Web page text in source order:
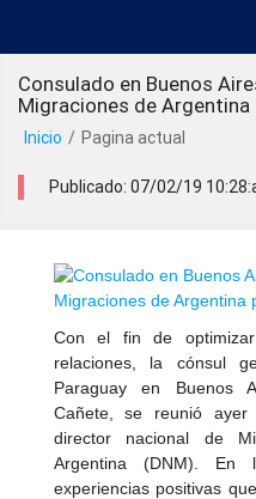
Consulado en Buenos
Migraciones de
Inicio / Pagina actual
Publicado: 07/02/19
Con el fin de
relaciones, la cónsul
Paraguay en Buenos
Cañete, se reunió
director nacional de
Argentina (DNM). En
experiencias positivas